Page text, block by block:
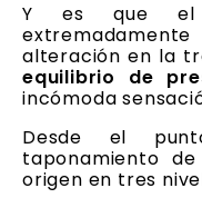
Y es que el
alteración en la
equilibrio de
incómoda
Desde el
taponamiento
origen en tres